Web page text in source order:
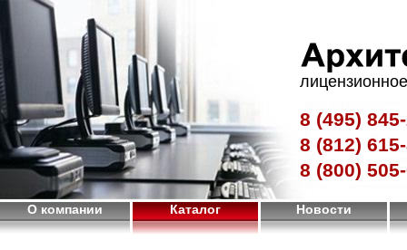
8 (495)
8 (812)
8 (800)
О компании Каталог Новости